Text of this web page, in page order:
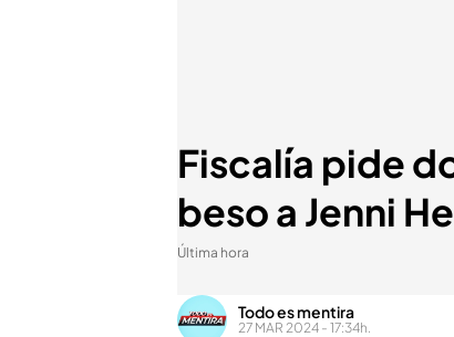
Fiscalía pide
beso a Jenni
Última hora
Todo es mentira
27 MAR 2024 - 17:34h.